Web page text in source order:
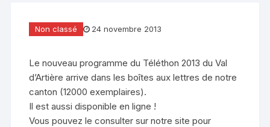
Non classé 24 novembre 2013
Le nouveau programme du Téléthon 2013 du Val
d’Artière arrive dans les boîtes aux lettres de notre
canton (12000 exemplaires).
Il est aussi disponible en ligne !
Vous pouvez le consulter sur notre site pour